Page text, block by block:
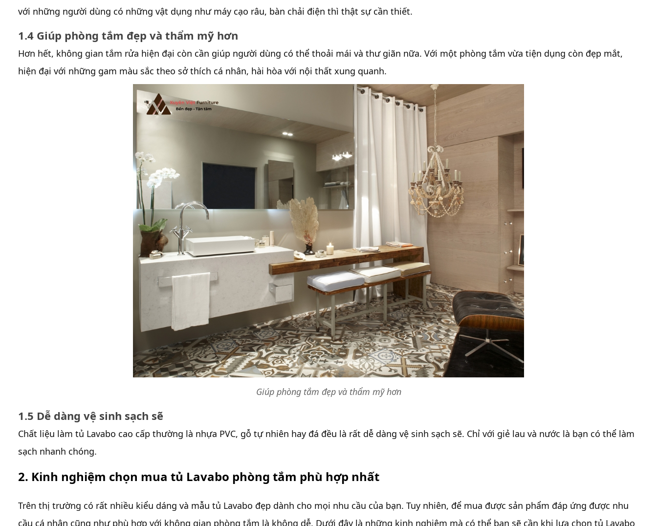
với những người dùng có những vật dụng như máy cạo râu, bàn chải điện thì thật sự cần thiết.
1.4 Giúp phòng tắm đẹp và thẩm mỹ hơn
Hơn hết, không gian tắm rửa hiện đại còn cần giúp người dùng có thể thoải mái và thư giãn nữa. Với một phòng tắm vừa tiện dụng còn đẹp mắt,
hiện đại với những gam màu sắc theo sở thích cá nhân, hài hòa với nội thất xung quanh.
Giúp phòng tắm đẹp và thẩm mỹ hơn
1.5 Dễ dàng vệ sinh sạch sẽ
Chất liệu làm tủ Lavabo cao cấp thường là nhựa PVC, gỗ tự nhiên hay đá đều là rất dễ dàng vệ sinh sạch sẽ. Chỉ với giẻ lau và nước là bạn có thể làm
sạch nhanh chóng.
2. Kinh nghiệm chọn mua tủ Lavabo phòng tắm phù hợp nhất
Trên thị trường có rất nhiều kiểu dáng và mẫu tủ Lavabo đẹp dành cho mọi nhu cầu của bạn. Tuy nhiên, để mua được sản phẩm đáp ứng được nhu
cầu cá nhân cũng như phù hợp với không gian phòng tắm là không dễ. Dưới đây là những kinh nghiệm mà có thể bạn sẽ cần khi lựa chọn tủ Lavabo